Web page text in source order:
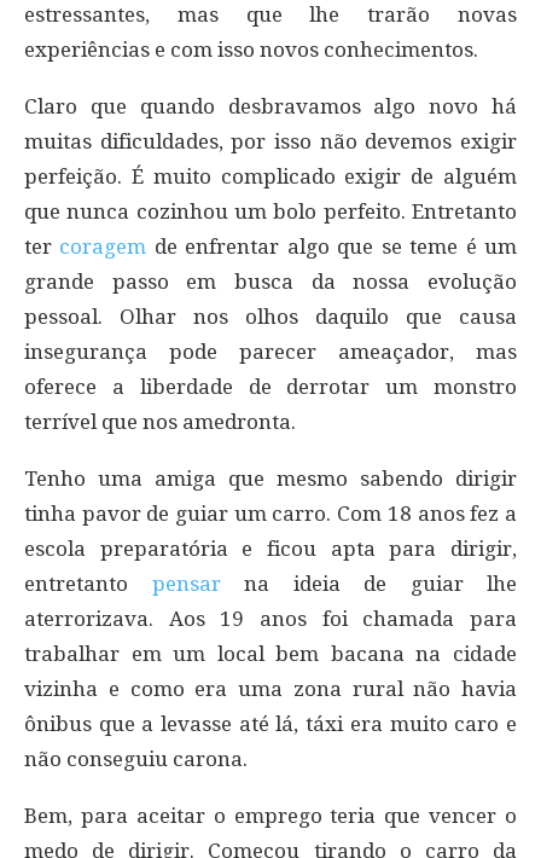
estressantes, mas que lhe trarão novas
experiências e com isso novos conhecimentos.
Claro que quando desbravamos algo novo há
muitas dificuldades, por isso não devemos exigir
perfeição. É muito complicado exigir de alguém
que nunca cozinhou um bolo perfeito. Entretanto
ter coragem de enfrentar algo que se teme é um
grande passo em busca da nossa evolução
pessoal. Olhar nos olhos daquilo que causa
insegurança pode parecer ameaçador, mas
oferece a liberdade de derrotar um monstro
terrível que nos amedronta.
Tenho uma amiga que mesmo sabendo dirigir
tinha pavor de guiar um carro. Com 18 anos fez a
escola preparatória e ficou apta para dirigir,
entretanto pensarna ideia de guiar lhe
aterrorizava. Aos 19 anos foi chamada para
trabalhar em um local bem bacana na cidade
vizinha e como era uma zona rural não havia
ônibus que a levasse até lá, táxi era muito caro e
não conseguiu carona.
Bem, para aceitar o emprego teria que vencer o
medo de dirigir. Começou tirando o carro da